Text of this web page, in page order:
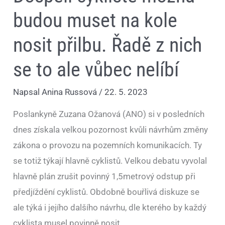
budou muset na kole
nosit přilbu. Řadě z nich
se to ale vůbec nelíbí
NapsalAnina Russová/22. 5. 2023
Poslankyně Zuzana Ožanová (ANO) si v posledních
dnes získala velkou pozornost kvůli návrhům změny
zákona o provozu na pozemních komunikacích. Ty
se totiž týkají hlavně cyklistů. Velkou debatu vyvolal
hlavně plán zrušit povinný 1,5metrový odstup při
předjíždění cyklistů. Obdobně bouřlivá diskuze se
ale týká i jejího dalšího návrhu, dle kterého by každý